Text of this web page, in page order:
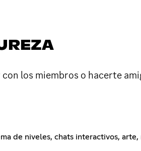
los miembros o hacerte
de niveles, chats interactivos,